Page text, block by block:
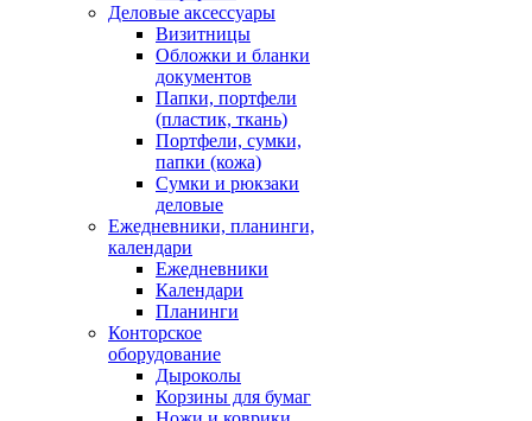
Деловые аксессуары
Визитницы
Обложки и бланки
документов
Папки, портфели
(пластик, ткань)
Портфели, сумки,
папки (кожа)
Сумки и рюкзаки
деловые
Ежедневники, планинги,
календари
Ежедневники
Календари
Планинги
Конторское
оборудование
Дыроколы
Корзины для бумаг